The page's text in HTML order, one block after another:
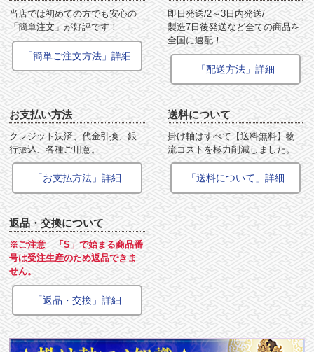
当店では初めての方でも安心の
「簡単注文」が好評です！
「簡単ご注文方法」詳細
即日発送/2～3日内発送/
製造7日後発送など全ての商品を
全国に速配！
「配送方法」詳細
お支払い方法
クレジット決済、代金引換、銀
行振込、各種ご用意。
「お支払方法」詳細
送料について
掛け軸はすべて【送料無料】物
流コストを極力削減しました。
「送料について」詳細
返品・交換について
※ご注意 「S」で始まる商品番
号は受注生産のため返品できま
せん。
「返品・交換」詳細